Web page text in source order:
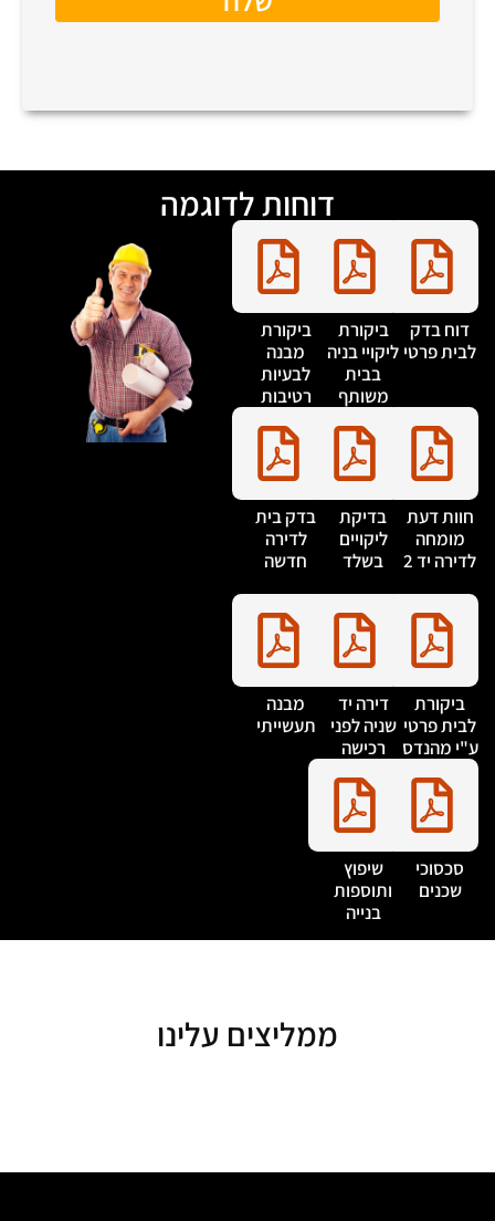
דוחות לדוגמה
דוח בדק
פרטי
ביקורת
ליקויי בניה
בבית
משותף
ביקורת
מבנה
לבעיות
רטיבות
חוות דעת
מומחה
יד 2
בדיקת
ליקויים
בשלד
בדק בית
לדירה
חדשה
ביקורת
פרטי
מהנדס
דירה יד
שניה לפני
רכישה
מבנה
תעשייתי
סכסוכי
שכנים
שיפוץ
ותוספות
בנייה
ממליצים עלינו